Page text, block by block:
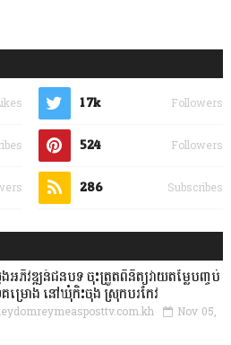
1.7k Followers
524 Followers
286 Subscribes
ងអភិវឌ្ឍន៍ជនបទ ចុះត្រួតពិនិត្យវាយតម្លៃបញ្ចប់
រោង នៅឃុំកិះចុង ស្រុកបរកែវ
Nov 05,